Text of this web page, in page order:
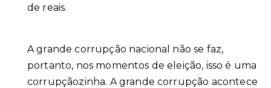
de reais.
A grande corrupção nacional não se faz,
portanto, nos momentos de eleição, isso é uma
corrupçãozinha. A grande corrupção acontece